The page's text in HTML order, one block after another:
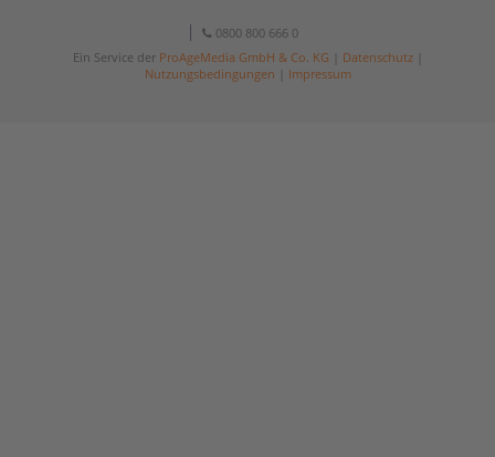
0800 800 666 0
Ein Service der ProAgeMedia GmbH & Co. KG Datenschutz|
Nutzungsbedingungen
Impressum